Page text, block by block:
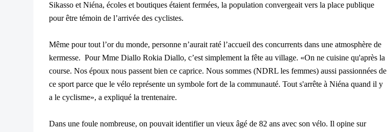
Sikasso et Niéna, écoles et boutiques étaient fermées, la population convergeait vers la place publique
pour être témoin de l’arrivée des cyclistes.
Même pour tout l’or du monde, personne n’aurait raté l’accueil des concurrents dans une atmosphère de
kermesse. Pour Mme Diallo Rokia Diallo, c’est simplement la fête au village. «On ne cuisine qu'après la
course. Nos époux nous passent bien ce caprice. Nous sommes (NDRL les femmes) aussi passionnées de
ce sport parce que le vélo représente un symbole fort de la communauté. Tout s'arrête à Niéna quand il y
a le cyclisme», a expliqué la trentenaire.
Dans une foule nombreuse, on pouvait identifier un vieux âgé de 82 ans avec son vélo. Il opine sur